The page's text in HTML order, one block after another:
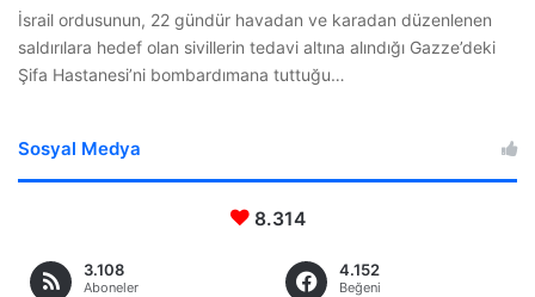
İsrail ordusunun, 22 gündür havadan ve karadan düzenlenen
saldırılara hedef olan sivillerin tedavi altına alındığı Gazze’deki
Şifa Hastanesi’ni bombardımana tuttuğu…
Sosyal Medya
8.314
3.108
Aboneler
4.152
Beğeni